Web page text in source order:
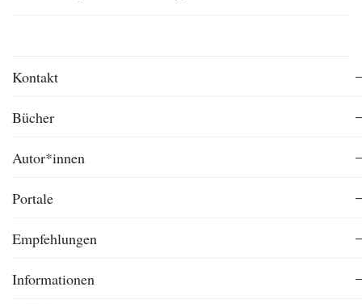
Kontakt
Bücher
Autor*innen
Portale
Empfehlungen
Informationen